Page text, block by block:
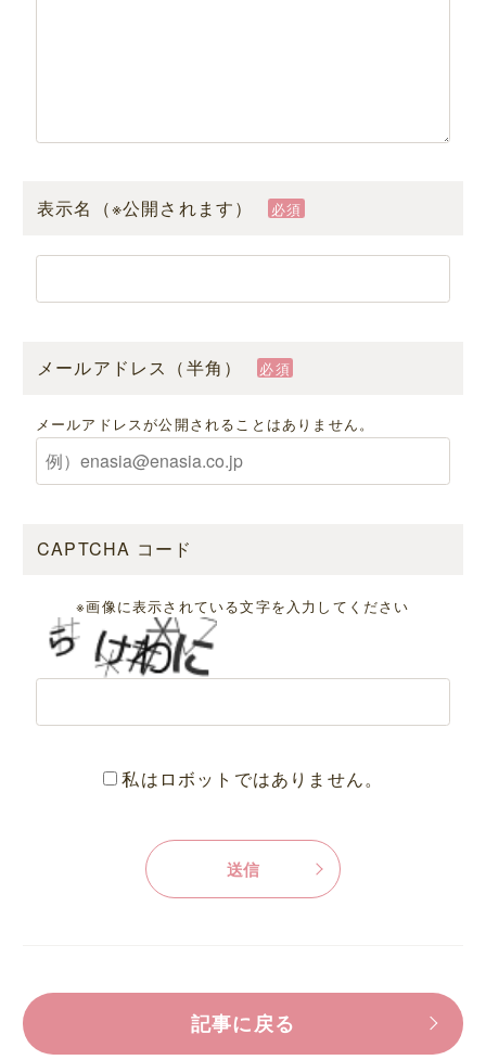
表示名（※公開されます） 必須
メールアドレス（半角） 必須
メールアドレスが公開されることはありません。
CAPTCHA コード
※画像に表示されている文字を入力してください
私はロボットではありません。
記事に戻る